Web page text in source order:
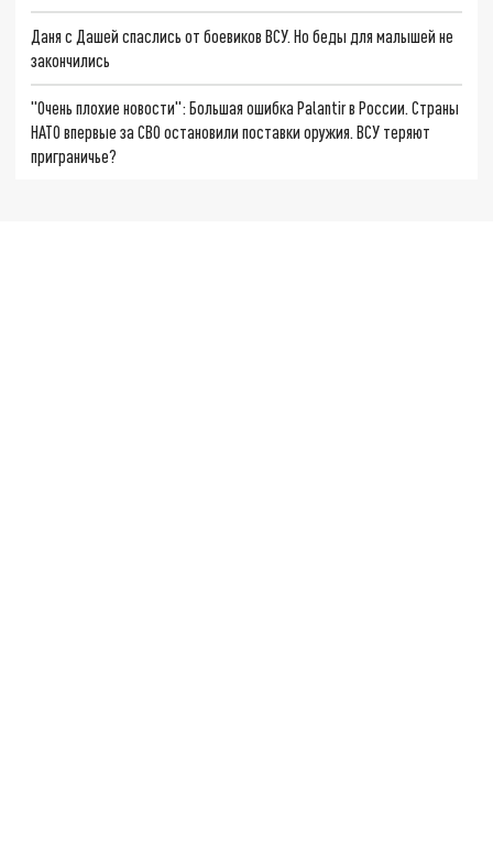
Даня с Дашей спаслись от боевиков ВСУ. Но беды для малышей не
закончились
"Очень плохие новости": Большая ошибка Palantir в России. Страны
НАТО впервые за СВО остановили поставки оружия. ВСУ теряют
приграничье?